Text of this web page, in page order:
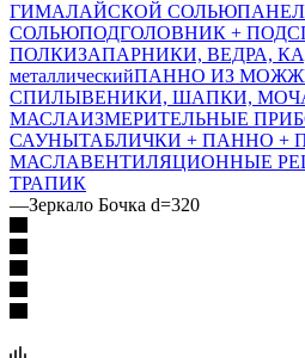
ГИМАЛАЙСКОЙ СОЛЬЮ
СОЛЬЮПОДГОЛОВНИК +
ПОЛКИЗАПАРНИКИ, ВЕДРА,
металлическийПАННО ИЗ
СПИЛЫВЕНИКИ, ШАПКИ,
МАСЛАИЗМЕРИТЕЛЬНЫЕ
САУНЫТАБЛИЧКИ + ПАННО +
МАСЛАВЕНТИЛЯЦИОННЫЕ
ТРАПИК
—Зеркало Бочка d=320